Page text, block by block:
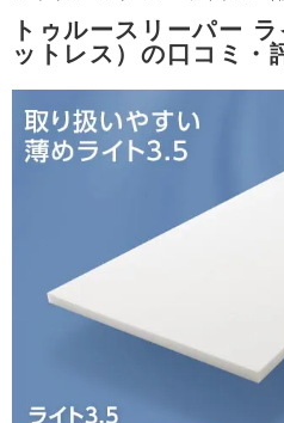
トゥルースリーパー
ットレス）の口コミ・